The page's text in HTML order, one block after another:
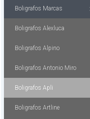
Boligrafos Marcas
Boligrafos Alexluca
Boligrafos Alpino
Boligrafos Antonio Miro
Boligrafos Apli
Boligrafos Artline